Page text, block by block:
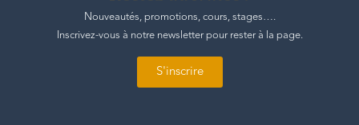
Nouveautés, promotions, cours, stages….
Inscrivez-vous à notre newsletter pour rester à la page.
S'inscrire